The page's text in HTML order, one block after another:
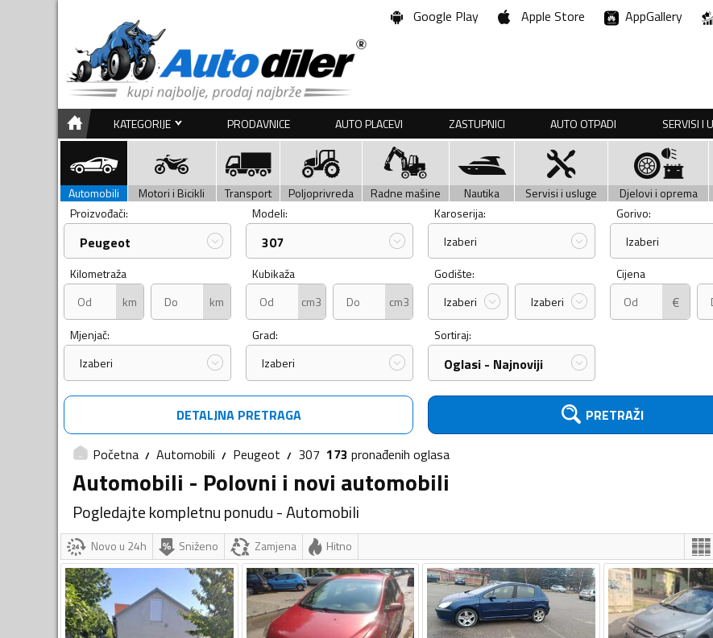
Google Play Apple Store AppGallery
KATEGORIJE PRODAVNICE AUTO PLACEVI ZASTUPNICI AUTO OTPADI SERVISI I
Automobili Motori i Bicikli Transport Poljoprivreda Radne mašine Nautika Servisi i usluge Djelovi i oprema
Proizvođači:
Peugeot
Modeli:
307
Karoserija:
Izaberi
Gorivo:
Izaberi
Kilometraža
km
km
Kubikaža
cm3
cm3
Godište:
Izaberi
Izaberi
Cijena
€
Mjenjač:
Izaberi
Grad:
Izaberi
Sortiraj:
Oglasi - Najnoviji
DETALJNA PRETRAGA PRETRAŽI
Početna Automobili Peugeot 307 173 pronađenih oglasa
Automobili - Polovni i novi automobili
Pogledajte kompletnu ponudu - Automobili
Novo u 24h Sniženo Zamjena Hitno